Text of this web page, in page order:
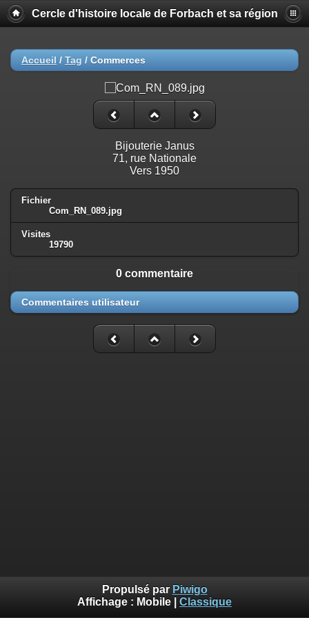
Cercle d'histoire locale de Forbach et sa région
Accueil / Tag / Commerces
Bijouterie Janus
71, rue Nationale
Vers 1950
Fichier
Com_RN_089.jpg
Visites
19790
0 commentaire
Commentaires utilisateur
Propulsé par Piwigo
Affichage : Mobile Classique